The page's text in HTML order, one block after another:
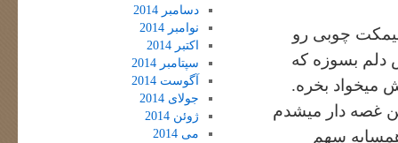
چوبی رو
دلم بسوزه که
میخواد بخره.
غصه دار میشدم
سهم
دسامبر 2014
نوامبر 2014
اکتبر 2014
سپتامبر 2014
آگوست 2014
جولای 2014
ژوئن 2014
می 2014